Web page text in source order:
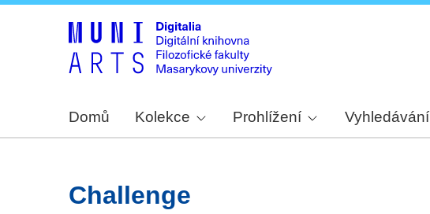
Domů Kolekce Prohlížení Vyhledávání
Challenge